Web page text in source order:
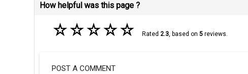
How helpful was this page ?
☆☆☆☆☆ Rated 2.3, based on 5reviews.
POST A COMMENT